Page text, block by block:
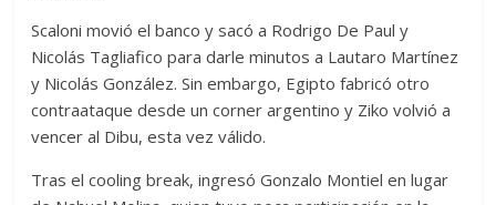
Scaloni movió el banco y sacó a Rodrigo De Paul y
Nicolás Tagliafico para darle minutos a Lautaro Martínez
y Nicolás González. Sin embargo, Egipto fabricó otro
contraataque desde un corner argentino y Ziko volvió a
vencer al Dibu, esta vez válido.
Tras el cooling break, ingresó Gonzalo Montiel en lugar